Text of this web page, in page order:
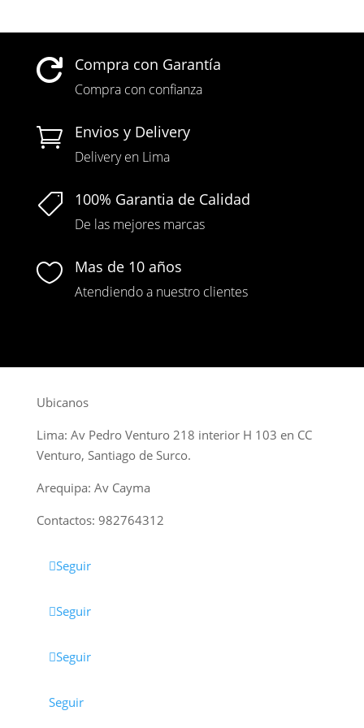
S/150.00.S/120.00.
 Compra con Garantía
Compra con confianza
 Envios y Delivery
Delivery en Lima
 100% Garantia de Calidad
De las mejores marcas
 Mas de 10 años
Atendiendo a nuestro clientes
Ubicanos
Lima: Av Pedro Venturo 218 interior H 103 en CC
Venturo, Santiago de Surco.
Arequipa: Av Cayma
Contactos: 982764312
Seguir
Seguir
Seguir
Seguir